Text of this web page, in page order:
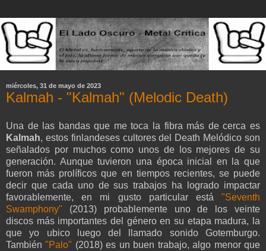
miércoles, 31 de mayo de 2023
Kalmah - "Kalmah" (Melodic Death)
Una de las bandas que me toca la fibra más de cerca es
Kalmah, estos finlandeses cultores del Death Melódico son
señalados por muchos como unos de los mejores de su
generación. Aunque tuvieron una época inicial en la que
fueron más prolíficos que en tiempos recientes, se puede
decir que cada uno de sus trabajos ha logrado impactar
favorablemente, en mi gusto particular está "Seventh
Swamphony" (2013) probablemente uno de los veinte
discos más importantes del género en su etapa madura, la
que yo ubico luego del llamado sonido Gotemburgo.
También"Palo" (2018) es un buen trabajo, algo menor que